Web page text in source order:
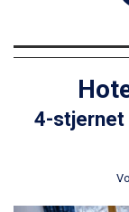
4-stjernet